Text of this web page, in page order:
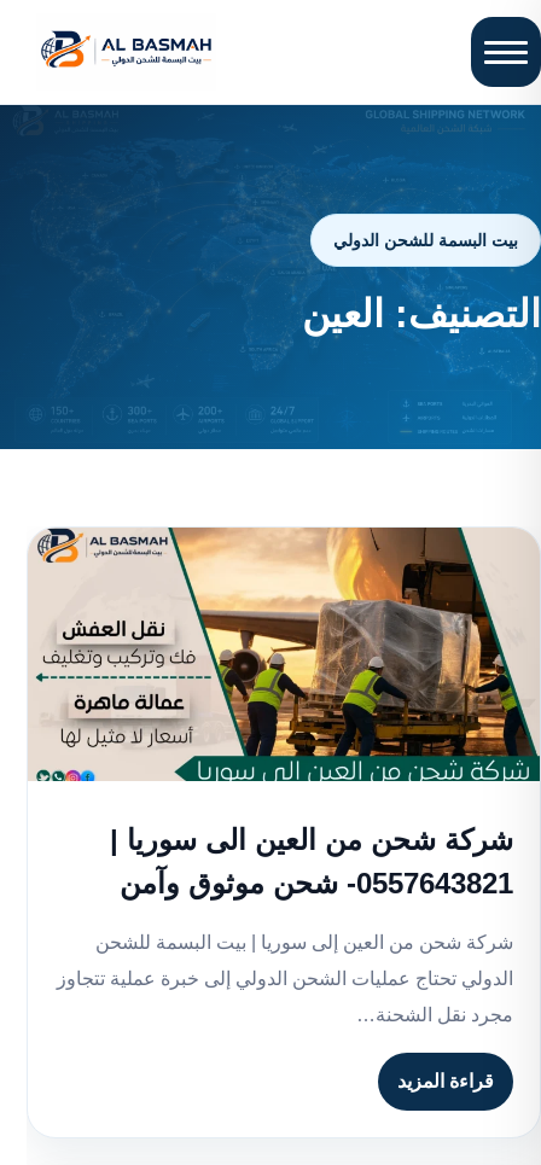
بيت البسمة للشحن الدولي
التصنيف: العين
شركة شحن من العين الى سوريا |
0557643821- شحن موثوق وآمن
شركة شحن من العين إلى سوريا | بيت البسمة للشحن
الدولي تحتاج عمليات الشحن الدولي إلى خبرة عملية تتجاوز
مجرد نقل الشحنة…
قراءة المزيد